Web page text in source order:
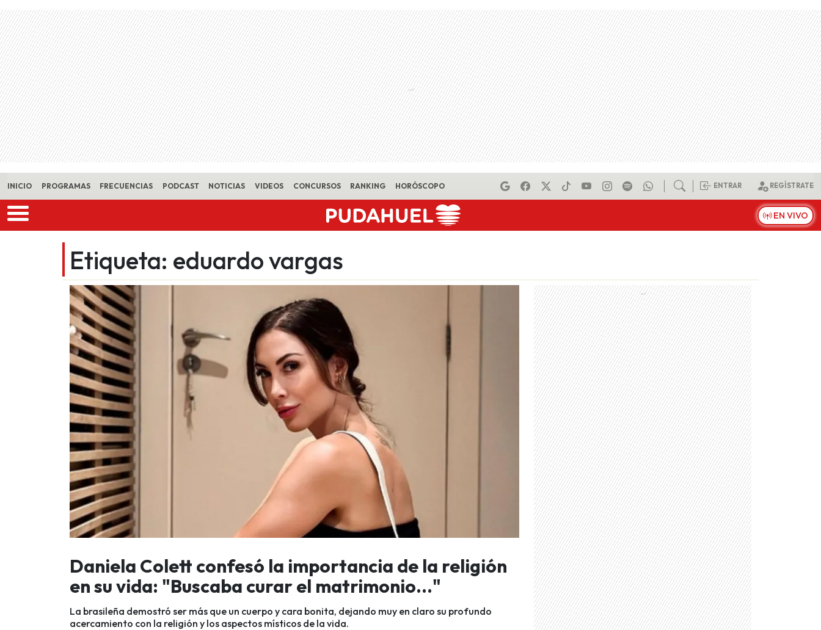
Skip to main content
INICIO PROGRAMAS FRECUENCIAS PODCAST NOTICIAS VIDEOS CONCURSOS RANKING HORÓSCOPO ENTRAR REGÍSTRATE
EN VIVO
Etiqueta: eduardo vargas
Daniela Colett confesó la importancia de la religión
en su vida: "Buscaba curar el matrimonio..."
La brasileña demostró ser más que un cuerpo y cara bonita, dejando muy en claro su profundo
acercamiento con la religión y los aspectos místicos de la vida.